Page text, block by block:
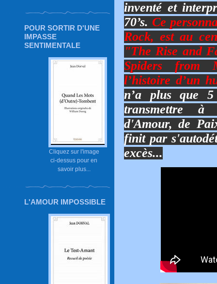
POUR SORTIR D'UNE
IMPASSE
SENTIMENTALE
Cliquez sur l'image
ci-dessus pour en
savoir plus...
L'AMOUR IMPOSSIBLE
inventé et
70’s. Ce
Rock, est au
"The Rise and
Spiders from
l’histoire d’un
n’a plus que
transmettre à
d'Amour, de
finit par
excès...